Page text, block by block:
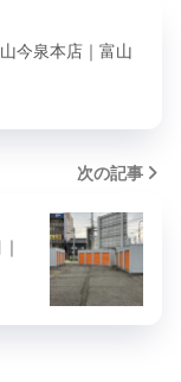
今泉本店｜富山
次の記事